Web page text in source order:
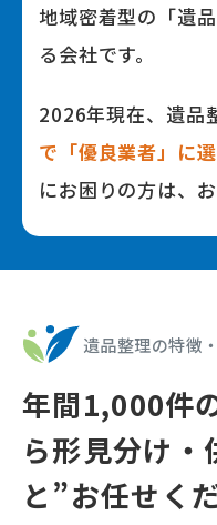
地域密着型の「遺
る会社です。
2026年現在、遺品
で「優良業者」に
にお困りの⽅は、
遺品整理の特徴
年間1,000件
ら形⾒分け‧
と”お任せく